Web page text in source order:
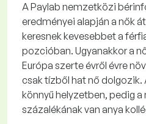
A Paylab nemzetközi
eredményei alapján a nők
keresnek kevesebbet a
pozcióban. Ugyanakkor a
Európa szerte évről évre
csak tízből hat nő dolgozik.
könnyű helyzetben, pedig a
százalékának van anya